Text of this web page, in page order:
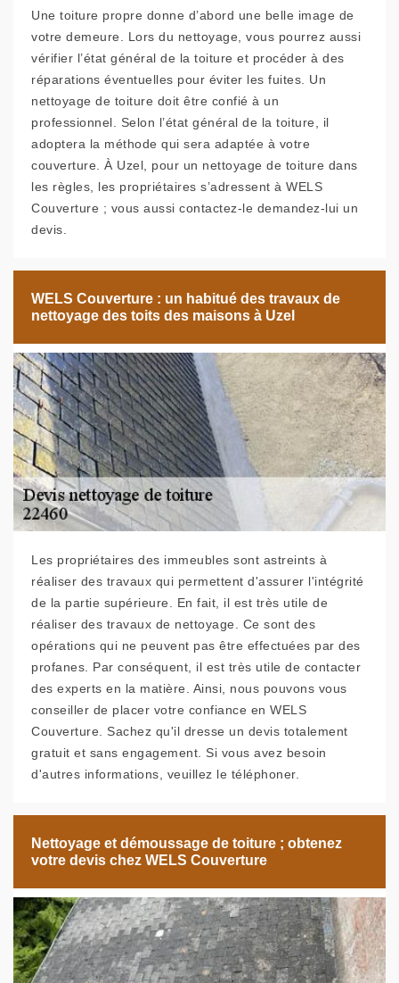
Une toiture propre donne d’abord une belle image de
votre demeure. Lors du nettoyage, vous pourrez aussi
vérifier l’état général de la toiture et procéder à des
réparations éventuelles pour éviter les fuites. Un
nettoyage de toiture doit être confié à un
professionnel. Selon l’état général de la toiture, il
adoptera la méthode qui sera adaptée à votre
couverture. À Uzel, pour un nettoyage de toiture dans
les règles, les propriétaires s’adressent à WELS
Couverture ; vous aussi contactez-le demandez-lui un
devis.
WELS Couverture : un habitué des travaux de
nettoyage des toits des maisons à Uzel
Les propriétaires des immeubles sont astreints à
réaliser des travaux qui permettent d'assurer l'intégrité
de la partie supérieure. En fait, il est très utile de
réaliser des travaux de nettoyage. Ce sont des
opérations qui ne peuvent pas être effectuées par des
profanes. Par conséquent, il est très utile de contacter
des experts en la matière. Ainsi, nous pouvons vous
conseiller de placer votre confiance en WELS
Couverture. Sachez qu'il dresse un devis totalement
gratuit et sans engagement. Si vous avez besoin
d'autres informations, veuillez le téléphoner.
Nettoyage et démoussage de toiture ; obtenez
votre devis chez WELS Couverture